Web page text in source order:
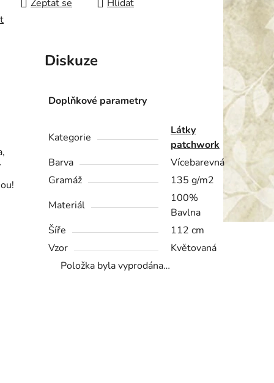
Zeptat se
Hlídat
Diskuze
Doplňkové parametry
Kategorie
Látky
patchwork
Barva
Vícebarevná
Gramáž
135 g/m2
Materiál
100%
Bavlna
Šíře
112 cm
Vzor
Květovaná
Položka byla vyprodána…